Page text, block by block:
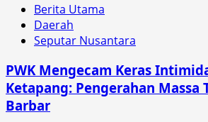
Berita Utama
Daerah
Seputar Nusantara
PWK Mengecam Keras
Ketapang: Pengerahan Massa
Barbar